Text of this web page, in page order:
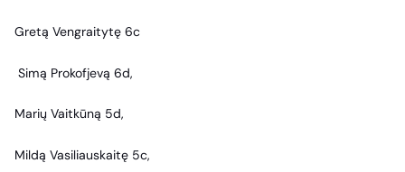
Gretą Vengraitytę 6c
Simą Prokofjevą 6d,
Marių Vaitkūną 5d,
Mildą Vasiliauskaitę 5c,